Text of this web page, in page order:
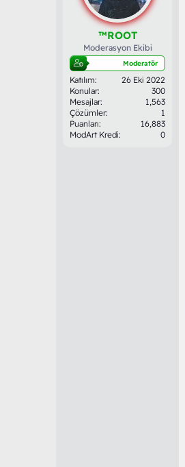
a
n
ı
ç
t
a
r
™ROOT
Moderasyon Ekibi
Moderatör
Katılım
26 Eki 2022
Konular
300
Mesajlar
1,563
Çözümler
1
Puanları
16,883
ModArt Kredi
0